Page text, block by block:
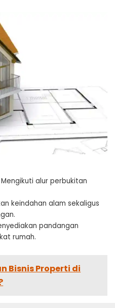
alur perbukitan
keindahan alam sekaligus
pandangan
rumah.
Bisnis Properti di